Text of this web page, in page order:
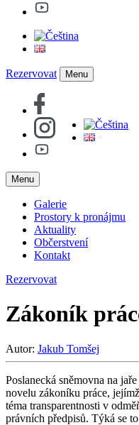
Rezervovat Menu
Menu
Galerie
Prostory k pronájmu
Aktuality
Občerstvení
Kontakt
Rezervovat
Zákoník
Autor: Jakub Tomšej
Poslanecká sněmovna na
novelu zákoníku práce,
téma transparentnosti v
právních předpisů. Týká se